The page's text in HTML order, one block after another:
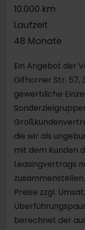
10.000 km
Laufzeit
48 Monate
Ein Angebot der
Gifhorner Str. 57,
gewerbliche
die wir als
mit dem Kunden
Leasingvertrags
Preise zzgl.
berechnet der